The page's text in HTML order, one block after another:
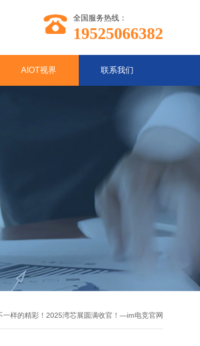
全国服务热线：
19525066382
AIOT视界 联系我们
一样的精彩！2025湾芯展圆满收官！—im电竞官网